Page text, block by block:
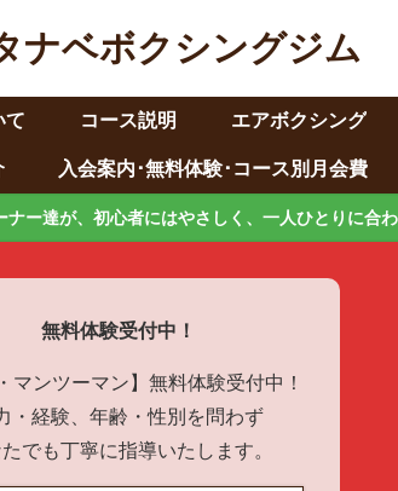
ナベボクシングジム
て コース説明 エアボクシング
入会案内･無料体験･コース別月会費
ー達が、初心者にはやさしく、一人ひとりに合わ
無料体験受付中！
マンツーマン】無料体験受付中！
・経験、年齢・性別を問わず
でも丁寧に指導いたします。